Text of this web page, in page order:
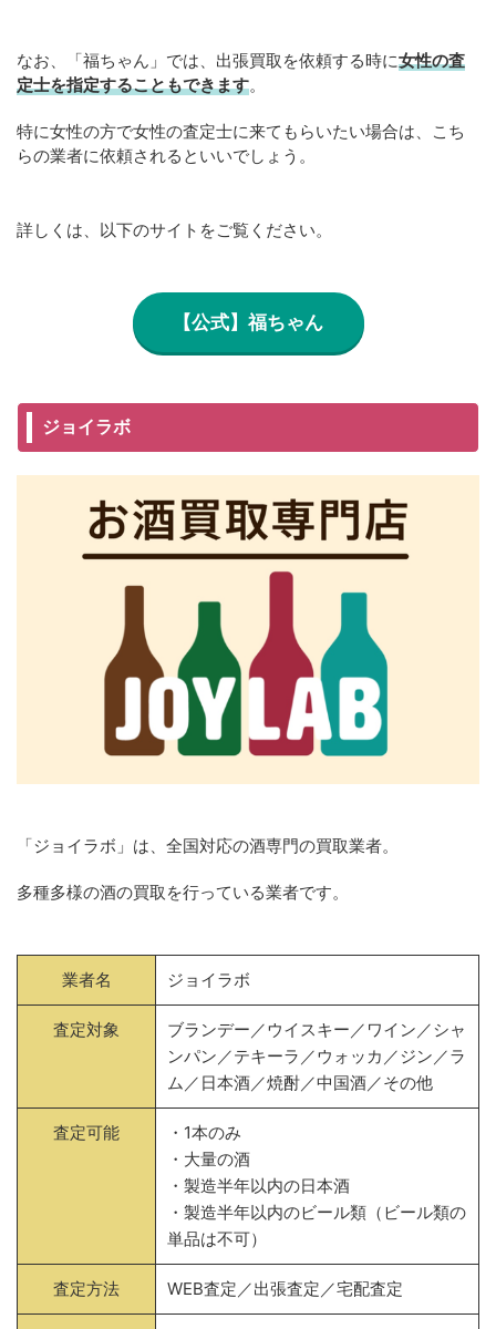
なお、「福ちゃん」では、出張買取を依頼する時に女性の査
定士を指定することもできます。
特に女性の方で女性の査定士に来てもらいたい場合は、こち
らの業者に依頼されるといいでしょう。
詳しくは、以下のサイトをご覧ください。
【公式】福ちゃん
ジョイラボ
「ジョイラボ」は、全国対応の酒専門の買取業者。
多種多様の酒の買取を行っている業者です。
業者名 ジョイラボ
査定対象
ブランデー／ウイスキー／ワイン／シャ
ンパン／テキーラ／ウォッカ／ジン／ラ
ム／日本酒／焼酎／中国酒／その他
査定可能
・1本のみ
・大量の酒
・製造半年以内の日本酒
・製造半年以内のビール類（ビール類の
単品は不可）
査定方法 WEB査定／出張査定／宅配査定